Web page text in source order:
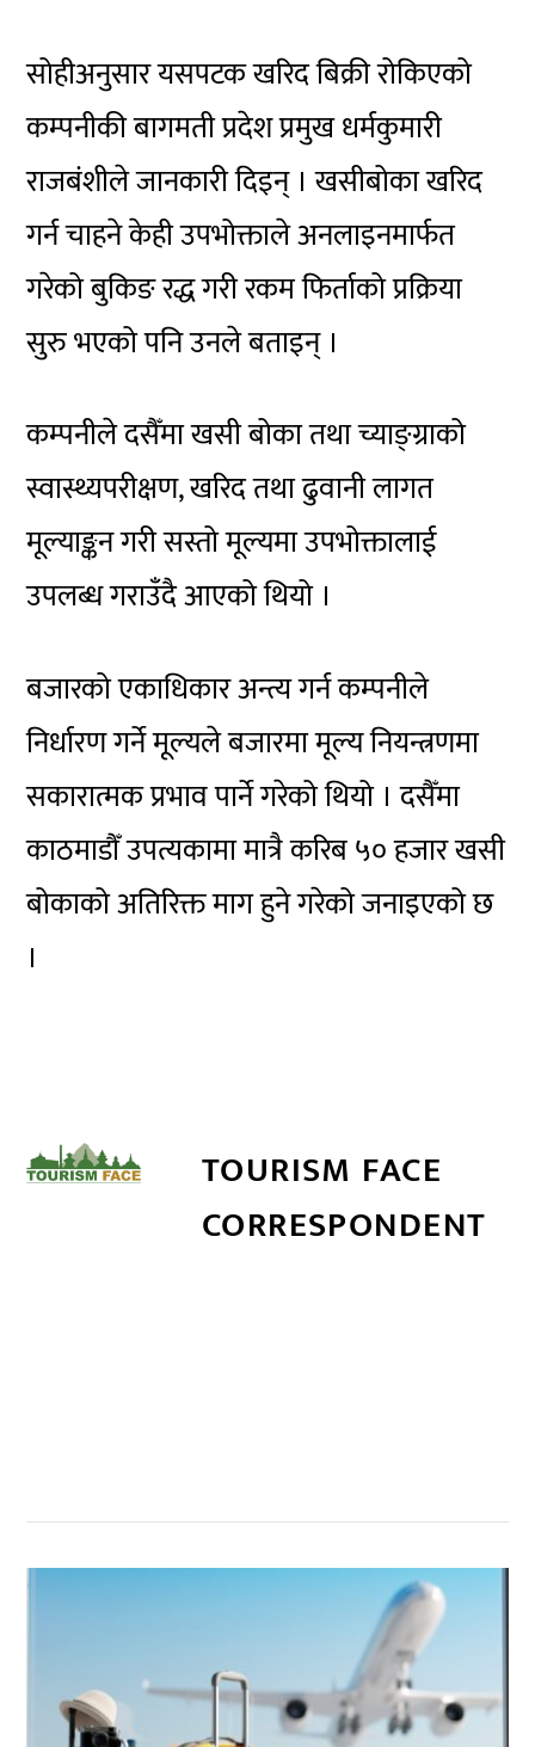
सोहीअनुसार यसपटक खरिद बिक्री रोकिएको
कम्पनीकी बागमती प्रदेश प्रमुख धर्मकुमारी
राजबंशीले जानकारी दिइन् । खसीबोका खरिद
गर्न चाहने केही उपभोक्ताले अनलाइनमार्फत
गरेको बुकिङ रद्ध गरी रकम फिर्ताको प्रक्रिया
सुरु भएको पनि उनले बताइन् ।
कम्पनीले दसैँमा खसी बोका तथा च्याङ्ग्राको
स्वास्थ्यपरीक्षण, खरिद तथा ढुवानी लागत
मूल्याङ्कन गरी सस्तो मूल्यमा उपभोक्तालाई
उपलब्ध गराउँदै आएको थियो ।
बजारको एकाधिकार अन्त्य गर्न कम्पनीले
निर्धारण गर्ने मूल्यले बजारमा मूल्य नियन्त्रणमा
सकारात्मक प्रभाव पार्ने गरेको थियो । दसैँमा
काठमाडौँ उपत्यकामा मात्रै करिब ५० हजार खसी
बोकाको अतिरिक्त माग हुने गरेको जनाइएको छ
।
TOURISM FACE
CORRESPONDENT
,